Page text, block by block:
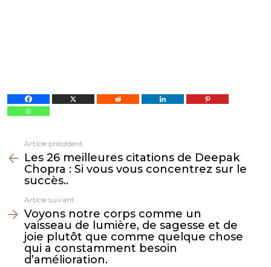
plus
Article précédent
Les 26 meilleures citations de Deepak
Chopra : Si vous vous concentrez sur le
succès..
Article suivant
Voyons notre corps comme un
vaisseau de lumière, de sagesse et de
joie plutôt que comme quelque chose
qui a constamment besoin
d’amélioration.